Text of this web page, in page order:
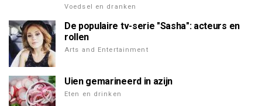
Voedsel en dranken
De populaire tv-serie "Sasha": acteurs en
rollen
Arts and Entertainment
Uien gemarineerd in azijn
Eten en drinken